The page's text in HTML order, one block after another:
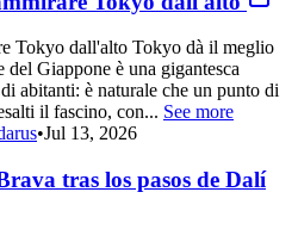
Tokyo dall'alto Tokyo dà il meglio
Giappone è una gigantesca
abitanti: è naturale che un punto di
il fascino, con... See more
•Jul 13, 2026
tras los pasos de Dalí